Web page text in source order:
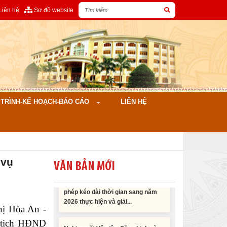
hệ Sơ đồ website
KẾ HOẠCH-BÁO CÁO LIÊN HỆ
Hòa An -
HĐND
VĂN BẢN MỚI
Nghị quyết Cho ý kiến về cam kết
bố trí nguồn vốn đối ứng ngân sách
Nghị quyết về việc phân bổ kế
hoạch vốn đầu tư phát triển được
phép kéo dài thời gian sang năm
2026 thực hiện và giải...
Nghị quyết Vê việc điều chinh và